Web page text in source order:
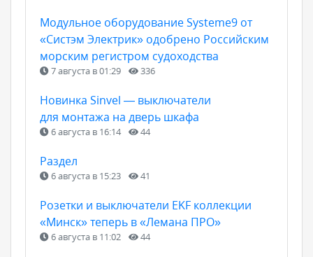
Модульное оборудование Systeme9 от
«Систэм Электрик» одобрено Российским
морским регистром судоходства
7 августа в 01:29 336
Новинка Sinvel — выключатели
для монтажа на дверь шкафа
6 августа в 16:14 44
Раздел
6 августа в 15:23 41
Розетки и выключатели EKF коллекции
«Минск» теперь в «Лемана ПРО»
6 августа в 11:02 44